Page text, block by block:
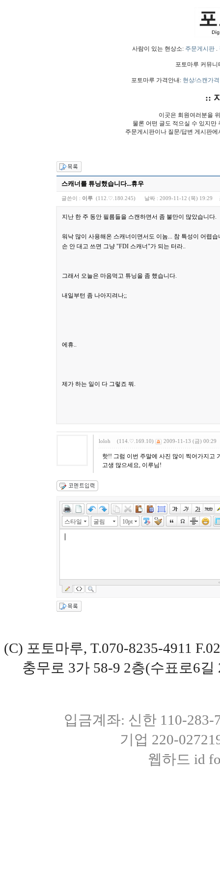
사람이 있는 현상소: 주문게시판.
포토마루 커뮤
포토마루 가격안내: 현상/스캔가격
::
이곳은 회원여러분을
물론 어떤 글도 적으실 수 있지만
주문게시판이나 질문/답변 게시판
스캐너를 튜닝했습니다...휴우
글쓴이 : 이루 (112.♡.180.245) 날짜 : 2009-11-12 (목) 19:29
지난 한 주 동안 필름들을 스캔하면서 좀 불만이 많았습니다.
워낙 많이 사용해온 스캐너이면서도 이놈... 참 특성이 어렵습
손 안 대고 쓰면 그냥 "FDI 스캐너"가 되는 터라..
그래서 오늘은 마음먹고 튜닝을 좀 했습니다.
내일부턴 좀 나아지려나;;
에휴..
제가 하는 일이 다 그렇죠 뭐.
loloh (114.♡.169.10) 2009-11-13 (금) 00:29
핫!! 그럼 이번 주말에 사진 많이 찍어가지고
고생 많으세요, 이루님!
스타일 굴림 10pt
(C) 포토마루, T.070-8235-4911
충무로 3가 58-9 2층(수표로6
입금계좌: 신한 110-
기업 220-
웹하드 id